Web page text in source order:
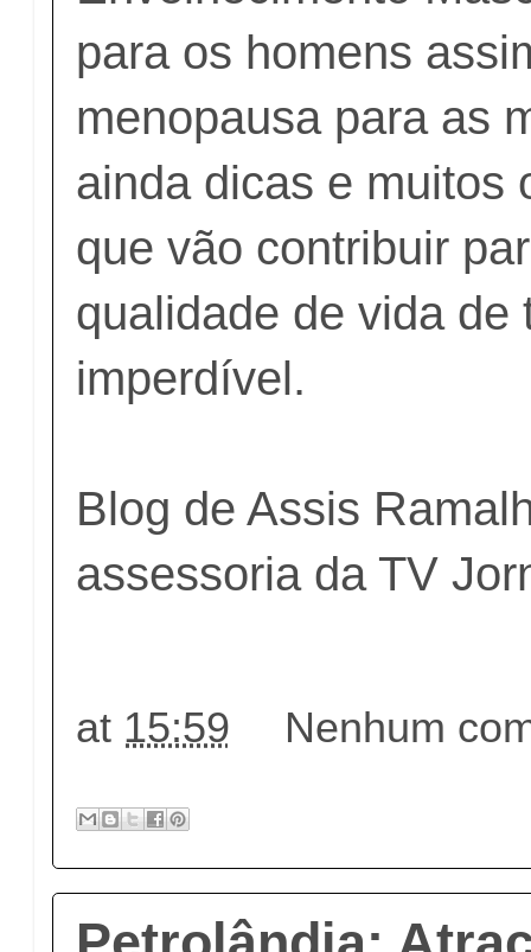
para os homens
menopausa para as
ainda dicas e muitos
que vão contribuir
qualidade de vida de
imperdível.
Blog de Assis
assessoria da TV
at 15:59 Nenhum